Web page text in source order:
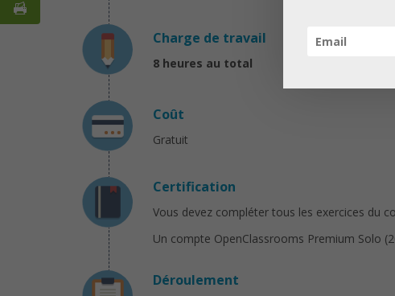
Charge de travail
8 heures au total
Coût
Gratuit
Certification
Vous devez compléter tous les exercices du
Un compte OpenClassrooms Premium Solo
Déroulement